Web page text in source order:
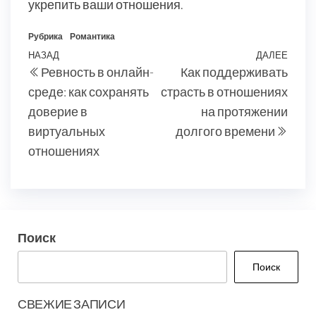
укрепить ваши отношения.
Рубрика Романтика
Навигация
по
записям
Предыдущая
запись
НАЗАД
Ревность в онлайн-
среде: как сохранять
доверие в
виртуальных
отношениях
ДАЛЕЕ
Как поддерживать
страсть в отношениях
на протяжении
долгого времени
Поиск
Поиск
СВЕЖИЕ ЗАПИСИ